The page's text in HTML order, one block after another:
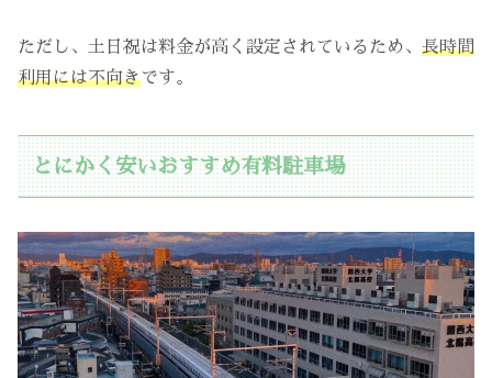
ただし、土日祝は料金が高く設定されているため、 長時間
利用には不向きです。
とにかく安いおすすめ有料駐車場